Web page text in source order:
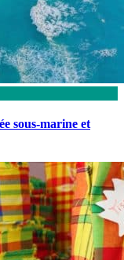
sous-marine et